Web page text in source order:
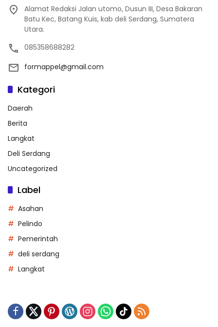
Alamat Redaksi Jalan utomo, Dusun III, Desa Bakaran
Batu Kec, Batang Kuis, kab deli Serdang, Sumatera
Utara.
085358688282
formappel@gmail.com
Kategori
Daerah
Berita
Langkat
Deli Serdang
Uncategorized
Label
Asahan
Pelindo
Pemerintah
deli serdang
Langkat